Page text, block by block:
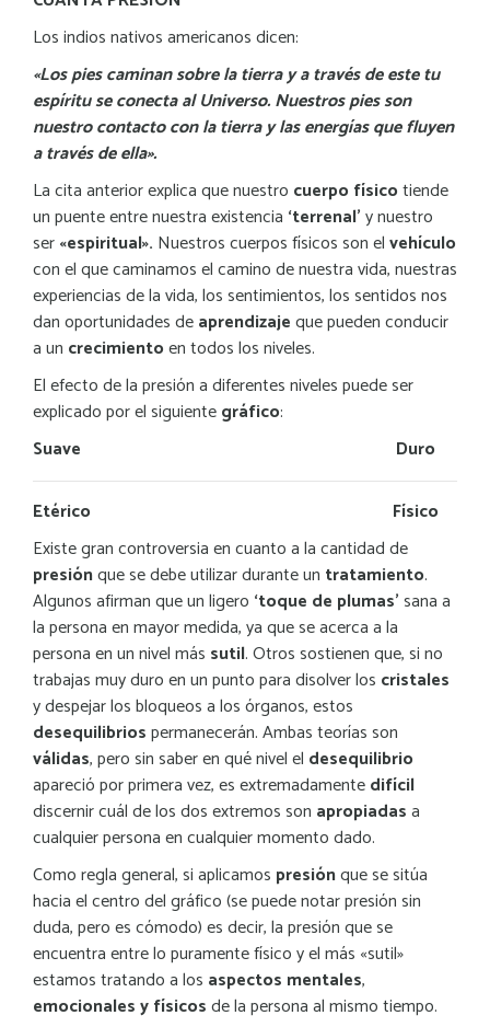
Los indios nativos americanos dicen:
«Los pies caminan sobre la tierra y a través de este tu
espíritu se conecta al Universo. Nuestros pies son
nuestro contacto con la tierra y las energías que fluyen
a través de ella».
La cita anterior explica que nuestro cuerpo físicotiende
un puente entre nuestra existencia ‘terrenal’y nuestro
ser«espiritual». Nuestros cuerpos físicos son elvehículo
con el que caminamos el camino de nuestra vida, nuestras
experiencias de la vida, los sentimientos, los sentidos nos
dan oportunidades deaprendizajeque pueden conducir
a un crecimientoen todos los niveles.
El efecto de la presión a diferentes niveles puede ser
explicado por el siguientegráfico:
Suave Duro
Etérico Físico
Existe gran controversia en cuanto a la cantidad de
presiónque se debe utilizar durante un tratamiento.
Algunos afirman que un ligero ‘toque de plumas’sana a
la persona en mayor medida, ya que se acerca a la
persona en un nivel más sutil. Otros sostienen que, si no
trabajas muy duro en un punto para disolver los cristales
y despejar los bloqueos a los órganos, estos
desequilibriospermanecerán. Ambas teorías son
válidas, pero sin saber en qué nivel el desequilibrio
apareció por primera vez, es extremadamentedifícil
discernir cuál de los dos extremos son apropiadasa
cualquier persona en cualquier momento dado.
Como regla general, si aplicamos presiónque se sitúa
hacia el centro del gráfico (se puede notar presión sin
duda, pero es cómodo) es decir, la presión que se
encuentra entre lo puramente físico y el más «sutil»
estamos tratando a los aspectos mentales,
emocionales y físicosde la persona al mismo tiempo.